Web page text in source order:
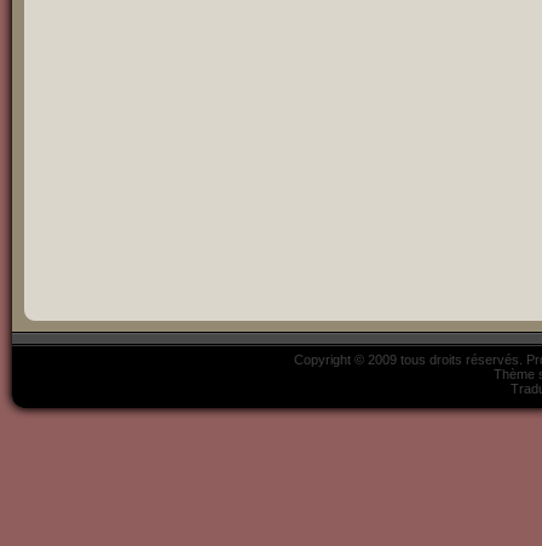
Copyright © 2009 tous droits réservés.
Thème